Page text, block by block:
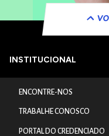
INSTITUCIONAL
ENCONTRE-NOS
TRABALHE CONOSCO
PORTAL DO CREDENCIADO